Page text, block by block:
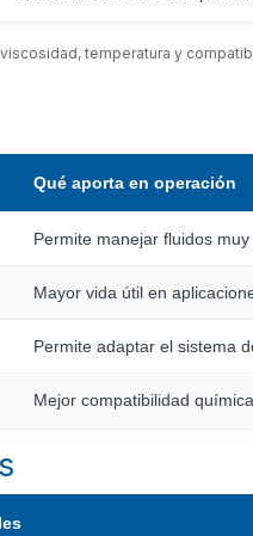
temperatura y
Qué aporta en operación
Permite manejar fluidos
Mayor vida útil en
Permite adaptar el sistema
Mejor compatibilidad